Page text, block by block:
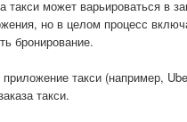
может варьироваться в
но в целом процесс
бронирование.
такси (например,
такси.